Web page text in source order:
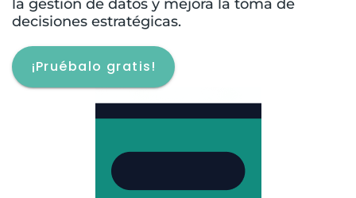
la gestión de datos y mejora la toma de
decisiones estratégicas.
¡Pruébalo gratis!